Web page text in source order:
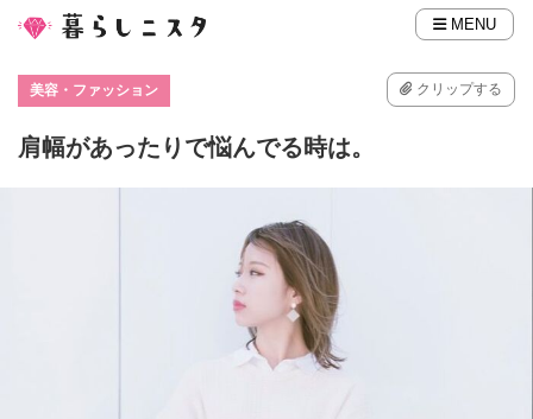
MENU
美容・ファッション クリップする
肩幅があったりで悩んでる時は。